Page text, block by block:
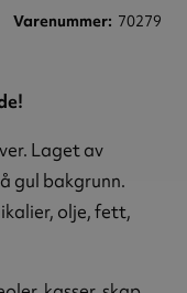
Varenummer 70279
Laget av
gul bakgrunn.
olje, fett,